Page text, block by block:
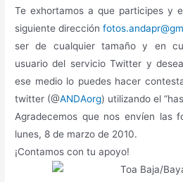
Te exhortamos a que participes y
siguiente dirección
ser de cualquier tamaño y en
usuario del servicio Twitter y
ese medio lo puedes hacer
twitter (@ANDAorg) utilizando el
Agradecemos que nos envíen las
lunes, 8 de marzo de 2010.
¡Contamos con tu apoyo!